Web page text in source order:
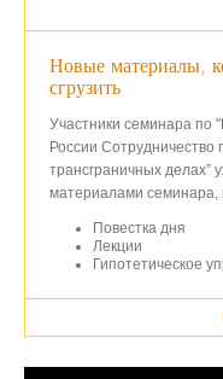
Новые материалы,
сгрузить
Участники семинара
России
трансграничных делах”
материалами семинара,
Повестка дня
Лекции
Гипотетическое